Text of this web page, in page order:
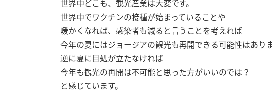
世界中どこも、観光産業は大変です。
世界中でワクチンの接種が始まっていることや
暖かくなれば、感染者も減ると言うことを考えれば
今年の夏にはジョージアの観光も再開できる可能性はあり
逆に夏に目処が立たなければ
今年も観光の再開は不可能と思った方がいいのでは？
と感じています。